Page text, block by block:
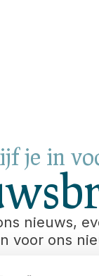
je in
nieuws,
voor ons